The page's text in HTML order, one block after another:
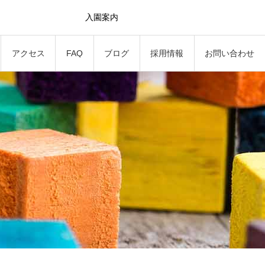
アクセス FAQ ブログ 採用情報 お問い合わせ
入園案内